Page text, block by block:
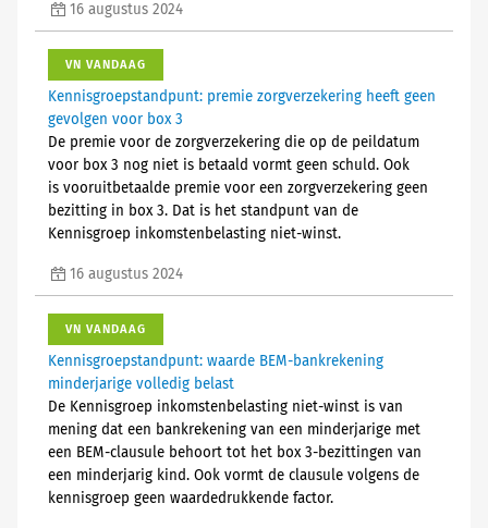
16 augustus 2024
VN VANDAAG
Kennisgroepstandpunt: premie zorgverzekering heeft geen
gevolgen voor box 3
De premie voor de zorgverzekering die op de peildatum
voor box 3 nog niet is betaald vormt geen schuld. Ook
is vooruitbetaalde premie voor een zorgverzekering geen
bezitting in box 3. Dat is het standpunt van de
Kennisgroep inkomstenbelasting niet-winst.
16 augustus 2024
VN VANDAAG
Kennisgroepstandpunt: waarde BEM-bankrekening
minderjarige volledig belast
De Kennisgroep inkomstenbelasting niet-winst is van
mening dat een bankrekening van een minderjarige met
een BEM-clausule behoort tot het box 3-bezittingen van
een minderjarig kind. Ook vormt de clausule volgens de
kennisgroep geen waardedrukkende factor.